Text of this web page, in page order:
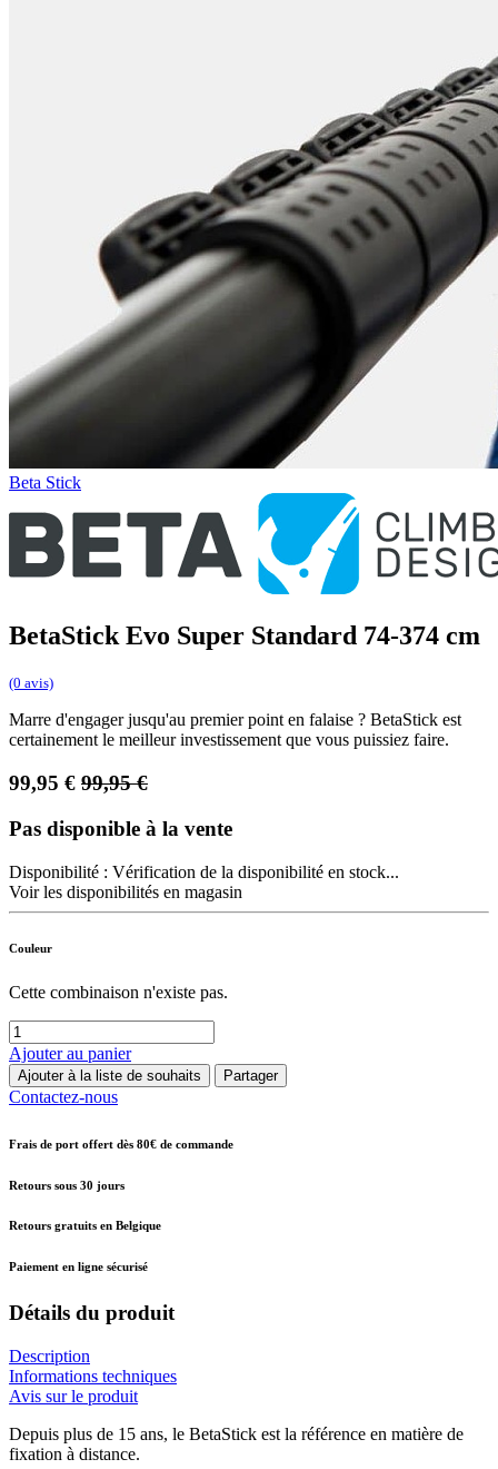
Beta Stick
BetaStick Evo Super Standard 74-374 cm
(0 avis)
Marre d'engager jusqu'au premier point en falaise ? BetaStick est
certainement le meilleur investissement que vous puissiez faire.
99,95 € 99,95€
Pas disponible à la vente
Disponibilité : Vérification de la disponibilité en stock...
Voir les disponibilités en magasin
Couleur
Cette combinaison n'existe pas.
Ajouter au panier
Ajouter à la liste de souhaits Partager
Contactez-nous
Frais de port offert dès 80€ de commande
Retours sous 30 jours
Retours gratuits en Belgique
Paiement en ligne sécurisé
Détails du produit
Description
Informations techniques
Avis sur le produit
Depuis plus de 15 ans, le BetaStick est la référence en matière de
fixation à distance.